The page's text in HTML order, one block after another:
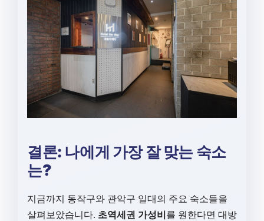
결론: 나에게 가장 잘 맞는 숙소
는?
지금까지 동작구와 관악구 일대의 주요 숙소들을
살펴보았습니다. 초역세권 가성비를 원한다면 대방